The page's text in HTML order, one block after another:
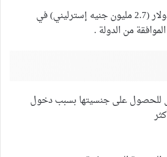
استثمار 3.5 مليون دولار (2.7 مليون جنيه إسترليني) في
من الدولة .
للحصول على جنسيتها بسبب دخول